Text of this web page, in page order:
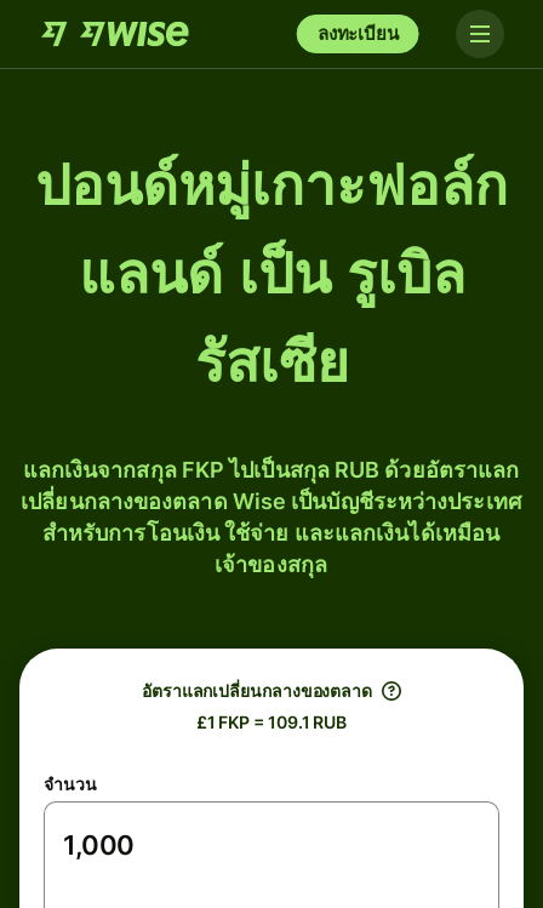
ลงทะเบียน
ปอนด์หมู่เกาะฟอล์ก
แลนด์ เป็น รูเบิล
รัสเซีย
แลกเงินจากสกุล FKP ไปเป็นสกุล RUB ด้วยอัตราแลก
เปลี่ยนกลางของตลาด Wise เป็นบัญชีระหว่างประเทศ
สำหรับการโอนเงิน ใช้จ่าย และแลกเงินได้เหมือน
เจ้าของสกุล
อัตราแลกเปลี่ยนกลางของตลาด
£1 FKP = 109.1 RUB
จำนวน